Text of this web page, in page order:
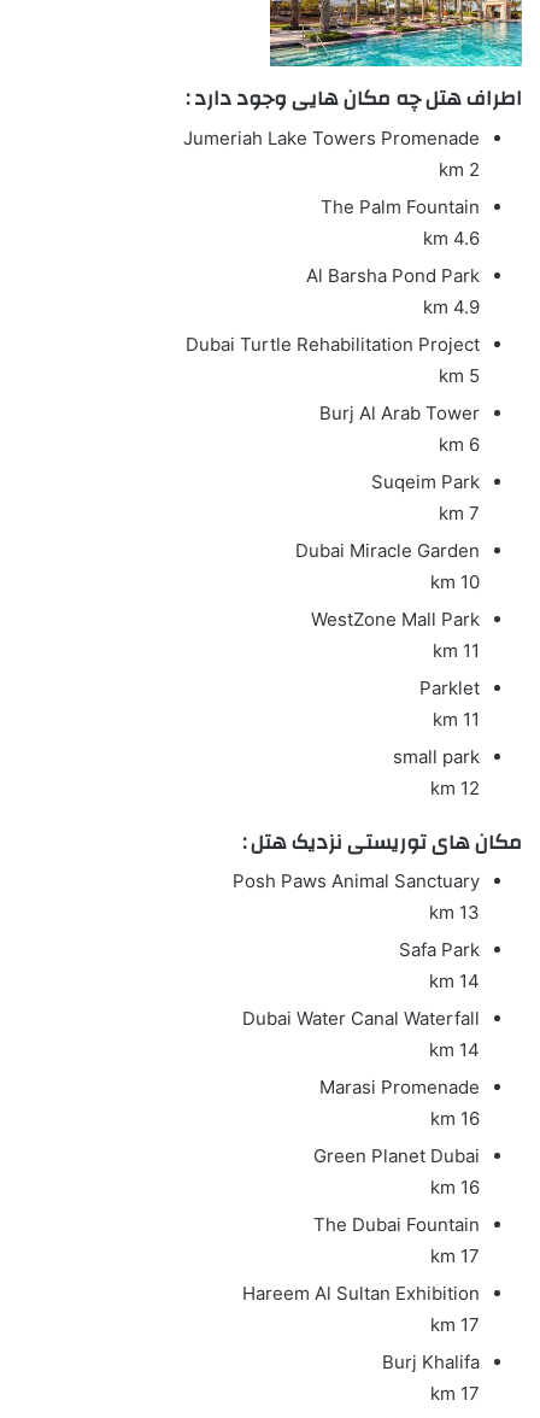
اطراف هتل چه مکان هایی وجود دارد :
Jumeriah Lake Towers Promenade
2 km
The Palm Fountain
4.6 km
Al Barsha Pond Park
4.9 km
Dubai Turtle Rehabilitation Project
5 km
Burj Al Arab Tower
6 km
Suqeim Park
7 km
Dubai Miracle Garden
10 km
WestZone Mall Park
11 km
Parklet
11 km
small park
12 km
مکان های توریستی نزدیک هتل :
Posh Paws Animal Sanctuary
13 km
Safa Park
14 km
Dubai Water Canal Waterfall
14 km
Marasi Promenade
16 km
Green Planet Dubai
16 km
The Dubai Fountain
17 km
Hareem Al Sultan Exhibition
17 km
Burj Khalifa
17 km